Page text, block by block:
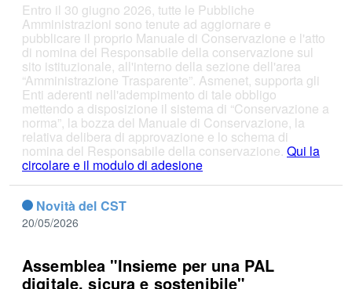
Entro il 30 giugno 2026, tutte le Pubbliche
Amministrazioni sono tenute ad aggiornare e
pubblicare il proprio Manuale di Conservazione e l'atto
di nomina del Responsabile della conservazione sul
sito istituzionale, all'interno della sezione dell'area
“Amministrazione Trasparente”. Asmenet, supporta gli
Enti aderenti nell'adempimento di tale obbligo
mettendo a disposizione il sistema di “Conservazione a
norma”, la bozza del Manuale di Conservazione, la
relativa delibera di approvazione e lo schema di
nomina del Responsabile della conservazione. Qui la
circolare e il modulo di adesione
Novità del CST
20/05/2026
Assemblea "Insieme per una PAL
digitale, sicura e sostenibile"